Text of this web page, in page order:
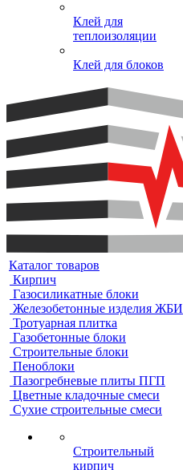
Клей для
теплоизоляции
Клей для блоков
Каталог товаров
Кирпич
Газосиликатные блоки
Железобетонные изделия ЖБИ
Тротуарная плитка
Газобетонные блоки
Строительные блоки
Пеноблоки
Пазогребневые плиты ПГП
Цветные кладочные смеси
Сухие строительные смеси
Строительный
кирпич